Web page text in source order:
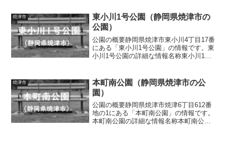
焼津市
東小川1号公園（静岡県焼津市の
公園）
公園の概要静岡県焼津市東小川4丁目17番
にある「東小川1号公園」の情報です。東
小川1号公園の詳細な情報名称東小川1号
広場、グラウンド、ローラー滑り台、複
合遊具...
焼津市
本町南公園（静岡県焼津市の公
園）
公園の概要静岡県焼津市焼津6丁目612番
地の1にある「本町南公園」の情報です。
本町南公園の詳細な情報名称本町南公園